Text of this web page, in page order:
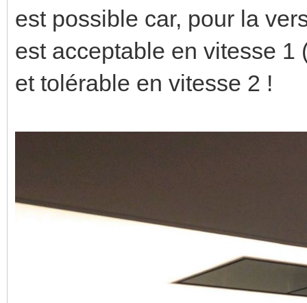
est possible car, pour la
est acceptable en vitesse
et tolérable en vitesse 2 !